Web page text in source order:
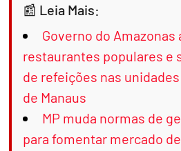
Leia Mais:
Governo do
restaurantes populares e
de refeições nas unidades
de Manaus
MP muda normas de
para fomentar mercado